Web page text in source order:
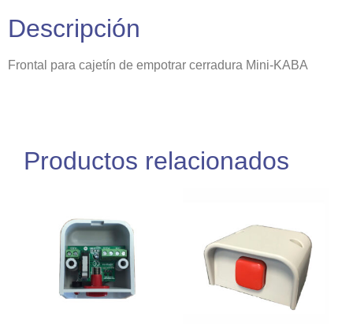
Descripción
Frontal para cajetín de empotrar cerradura Mini-KABA
Productos relacionados